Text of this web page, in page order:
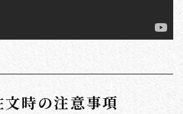
文時の注意事項